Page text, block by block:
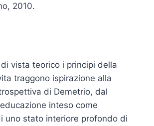
2010.
vista teorico i principi della
traggono ispirazione alla
di Demetrio, dal
inteso come
uno stato interiore profondo di